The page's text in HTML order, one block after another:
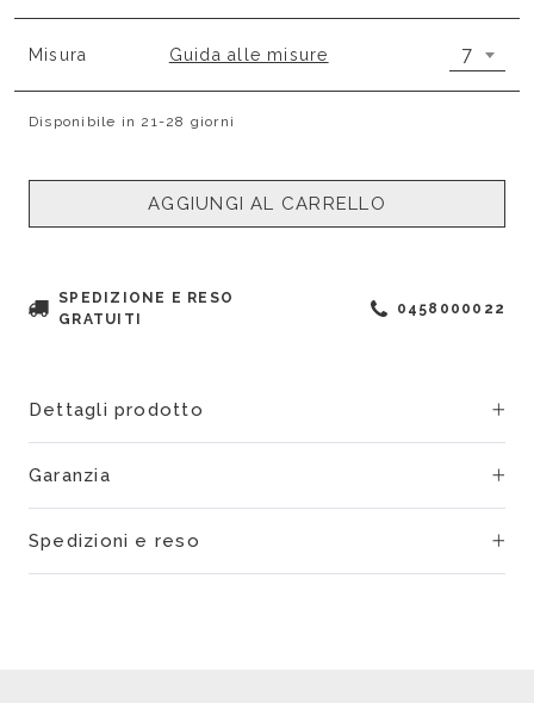
Misura Guida alle misure 7
Disponibile in 21-28 giorni
AGGIUNGI AL CARRELLO
SPEDIZIONE E RESO
GRATUITI
0458000022
Dettagli prodotto
Garanzia
Spedizioni e reso